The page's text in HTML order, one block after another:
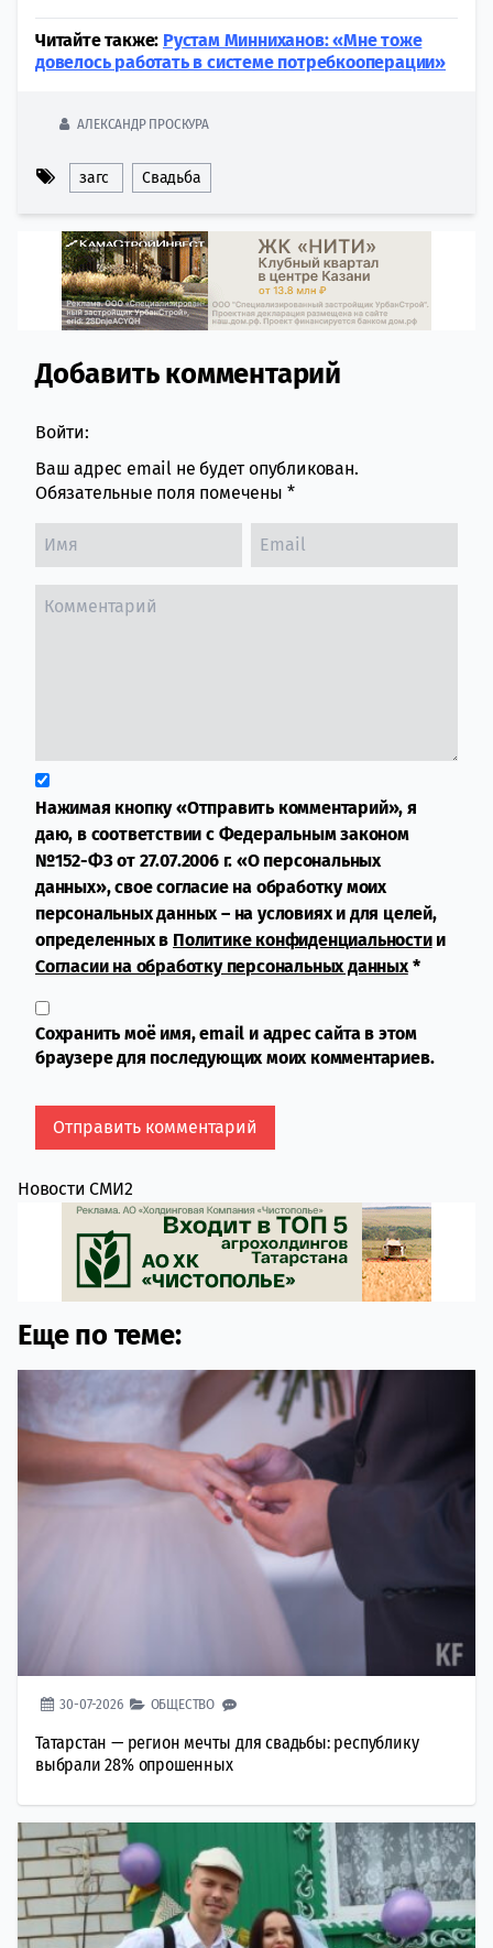
Читайте также: Рустам Минниханов: «Мне тоже
довелось работать в системе потребкооперации»
АЛЕКСАНДР ПРОСКУРА
загс Свадьба
Comment section
Добавить комментарий
Войти:
Ваш адрес email не будет опубликован.
Обязательные поля помечены *
Нажимая кнопку «Отправить комментарий», я
даю, в соответствии с Федеральным законом
№152-ФЗ от 27.07.2006 г. «О персональных
данных», свое согласие на обработку моих
персональных данных – на условиях и для целей,
определенных в Политике конфиденциальностии
Согласии на обработку персональных данных*
Сохранить моё имя, email и адрес сайта в этом
браузере для последующих моих комментариев.
Новости СМИ2
Еще по теме:
30-07-2026 ОБЩЕСТВО
Татарстан — регион мечты для свадьбы: республику
выбрали 28% опрошенных